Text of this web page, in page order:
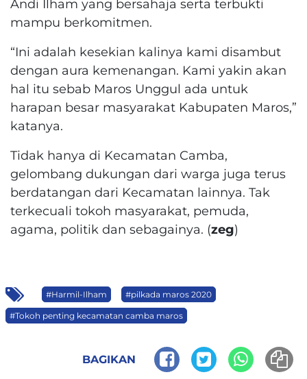
Andi Ilham yang bersahaja serta terbukti
mampu berkomitmen.
“Ini adalah kesekian kalinya kami disambut
dengan aura kemenangan. Kami yakin akan
hal itu sebab Maros Unggul ada untuk
harapan besar masyarakat Kabupaten Maros,”
katanya.
Tidak hanya di Kecamatan Camba,
gelombang dukungan dari warga juga terus
berdatangan dari Kecamatan lainnya. Tak
terkecuali tokoh masyarakat, pemuda,
agama, politik dan sebagainya. (zeg)
#Harmil-Ilham #pilkada maros 2020
#Tokoh penting kecamatan camba maros
BAGIKAN